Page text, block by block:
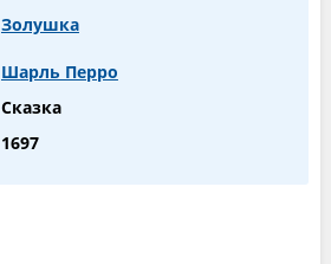
Золушка
Шарль Перро
Сказка
1697